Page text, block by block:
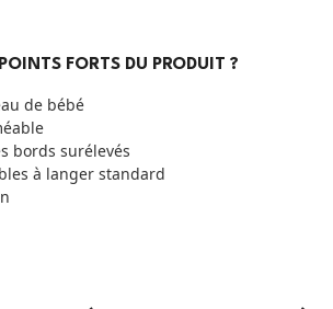
FORTS DU PRODUIT ?
de bébé
bords surélevés
à langer standard